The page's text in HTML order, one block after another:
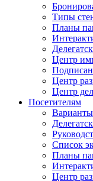
Типы
Планы
Центр
Центр
Центр
Посетителям
Варианты
Список
Планы
Центр